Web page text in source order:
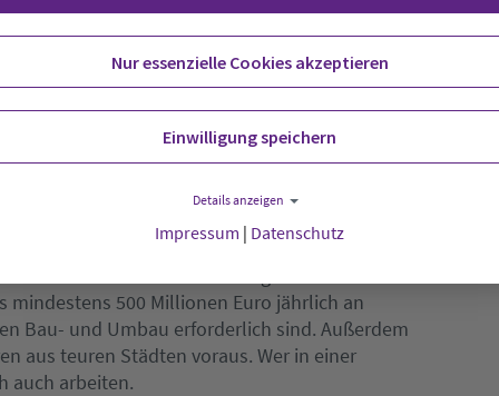
durch Umbau entstehen. Die Menschen
bleiben, erläuterte Hölker. Der barrierearme
beispielsweise ebenerdige Duschen, leicht
und generell genügend Bewegungsraum.
sagte, solche Umbauten rechneten sich
in einem Seniorenheim deutlich höher seien
in Ein- oder Mehrfamilienhäusern,
selten barrierearm und energieeffizient. Das
500 Millionen Euro jährlich an
Bau- und Umbau erforderlich sind. Außerdem
aus teuren Städten voraus. Wer in einer
auch arbeiten.
Nur essenzielle Cookies akzeptieren
Einwilligung speichern
Details anzeigen
Impressum | Datenschutz